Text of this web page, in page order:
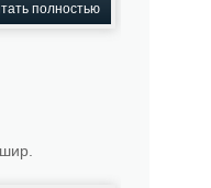
полностью